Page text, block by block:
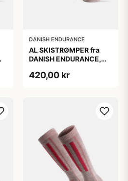
DANISH ENDURANCE
AL SKISTRØMPER fra
DANISH ENDURANCE,
420,00 kr